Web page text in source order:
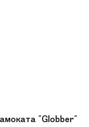
"Globber"